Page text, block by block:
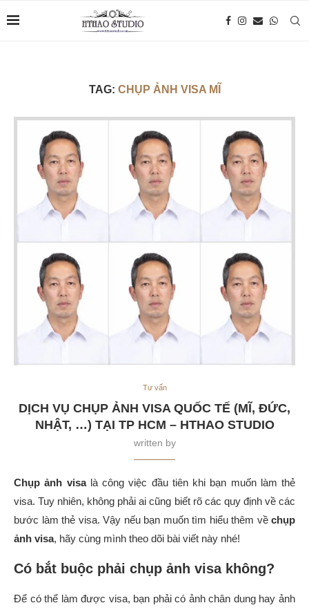
TAG: CHỤP ẢNH VISA MĨ
Tư vấn
DỊCH VỤ CHỤP ẢNH VISA QUỐC TẾ (MĨ, ĐỨC,
NHẬT, …) TẠI TP HCM – HTHAO STUDIO
written by
Chụp ảnh visalà công việc đầu tiên khi bạn muốn làm thẻ
visa. Tuy nhiên, không phải ai cũng biết rõ các quy định về các
bước làm thẻ visa. Vậy nếu bạn muốn tìm hiểu thêm về chụp
ảnh visa, hãy cùng mình theo dõi bài viết này nhé!
Có bắt buộc phải chụp ảnh visa không?
Để có thể làm được visa, bạn phải có ảnh chân dung hay ảnh